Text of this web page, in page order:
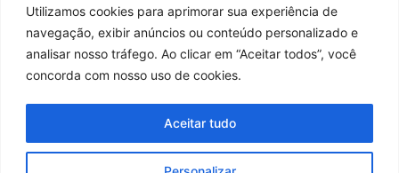
Utilizamos cookies para aprimorar sua experiência de
navegação, exibir anúncios ou conteúdo personalizado e
analisar nosso tráfego. Ao clicar em “Aceitar todos”, você
concorda com nosso uso de cookies.
Aceitar tudo
Ouvidoria
DIÁRIO
OFICIAL
Pesquisa de Satisfação
Webmail